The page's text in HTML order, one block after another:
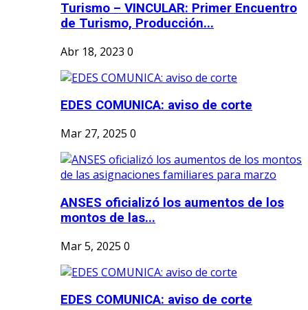
Turismo – VINCULAR: Primer Encuentro
de Turismo, Producción...
Abr 18, 2023 0
EDES COMUNICA: aviso de corte
Mar 27, 2025 0
ANSES oficializó los aumentos de los
montos de las...
Mar 5, 2025 0
EDES COMUNICA: aviso de corte